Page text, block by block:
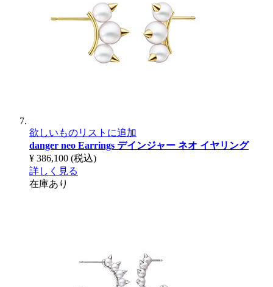
欲しいものリストに追加
danger neo Earrings デインジャー ネオ イヤリング
¥ 386,100 (税込)
詳しく見る
在庫あり